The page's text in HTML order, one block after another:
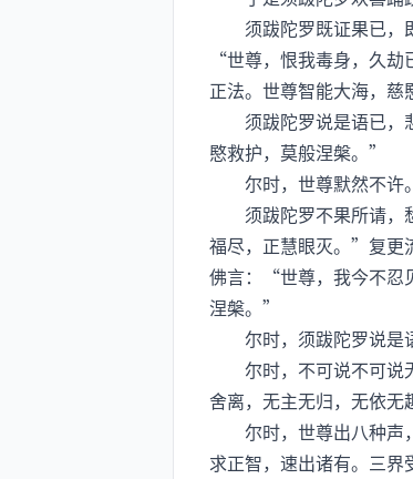
须跋陀罗既证果已，即
“世尊，恨我毒身，久
正法。世尊智能大海，慈
须跋陀罗说是语已，
愍救护，莫般涅槃。”
尔时，世尊默然不许。
须跋陀罗不果所请，
福尽，正慧眼灭。”复更
佛言：“世尊，我今不忍
涅槃。”
尔时，须跋陀罗说是语
尔时，不可说不可说
舍离，无主无归，无依无
尔时，世尊出八种声
求正智，速出诸有。三